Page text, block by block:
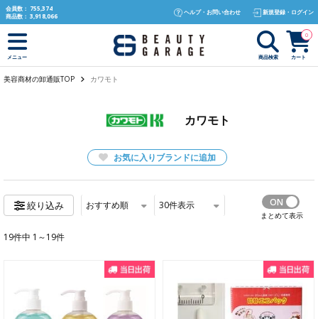
text.skipToContent
text.skipToNavigation
会員数： 755,374
商品数： 3,918,066
ヘルプ・お問い合わせ 新規登録・ログイン
メニュー 商品検索 カート
0
美容商材の卸通販TOP カワモト
カワモト
お気に入りブランドに追加
絞り込み おすすめ順 30件表示
まとめて表示
19件中 1～19件